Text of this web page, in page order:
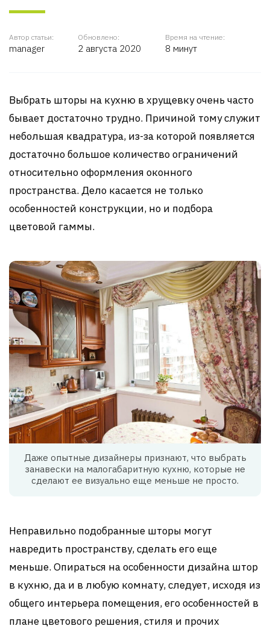
Автор статьи:
manager
Обновлено:
2 августа 2020
Время на чтение:
8 минут
Выбрать шторы на кухню в хрущевку очень часто
бывает достаточно трудно. Причиной тому служит
небольшая квадратура, из-за которой появляется
достаточно большое количество ограничений
относительно оформления оконного
пространства. Дело касается не только
особенностей конструкции, но и подбора
цветовой гаммы.
Даже опытные дизайнеры признают, что выбрать
занавески на малогабаритную кухню, которые не
сделают ее визуально еще меньше не просто.
Неправильно подобранные шторы могут
навредить пространству, сделать его еще
меньше. Опираться на особенности дизайна штор
в кухню, да и в любую комнату, следует, исходя из
общего интерьера помещения, его особенностей в
плане цветового решения, стиля и прочих